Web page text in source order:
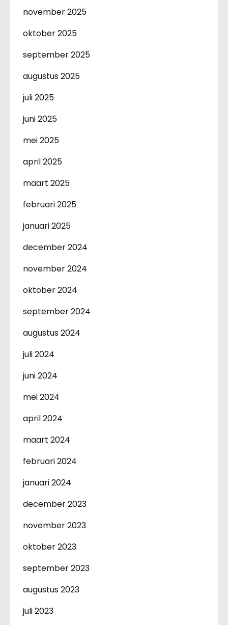
november 2025
oktober 2025
september 2025
augustus 2025
juli 2025
juni 2025
mei 2025
april 2025
maart 2025
februari 2025
januari 2025
december 2024
november 2024
oktober 2024
september 2024
augustus 2024
juli 2024
juni 2024
mei 2024
april 2024
maart 2024
februari 2024
januari 2024
december 2023
november 2023
oktober 2023
september 2023
augustus 2023
juli 2023